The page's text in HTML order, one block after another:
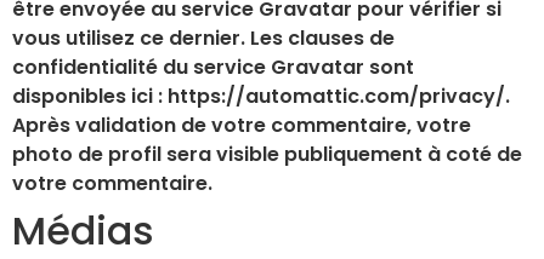
être envoyée au service Gravatar pour vérifier si
vous utilisez ce dernier. Les clauses de
confidentialité du service Gravatar sont
disponibles ici : https://automattic.com/privacy/.
Après validation de votre commentaire, votre
photo de profil sera visible publiquement à coté de
votre commentaire.
Médias